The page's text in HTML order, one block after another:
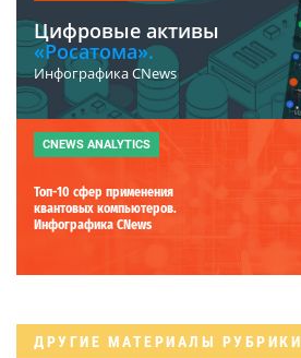
Цифровые активы
«Росатома».
Инфографика CNews
CNEWS ANALYTICS
Топ-10 сфер применения
квантовых компьютеров.
Инфографика CNews
ДРУГИЕ МАТЕРИАЛЫ РУБРИКИ